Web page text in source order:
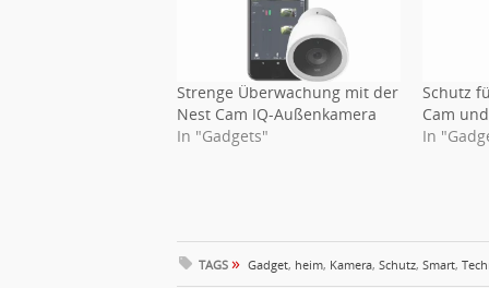
Strenge Überwachung mit der
Nest Cam IQ-Außenkamera
In "Gadgets"
Schutz
Cam
In
TAGS » Gadget, heim, Kamera, Schutz, Smart,